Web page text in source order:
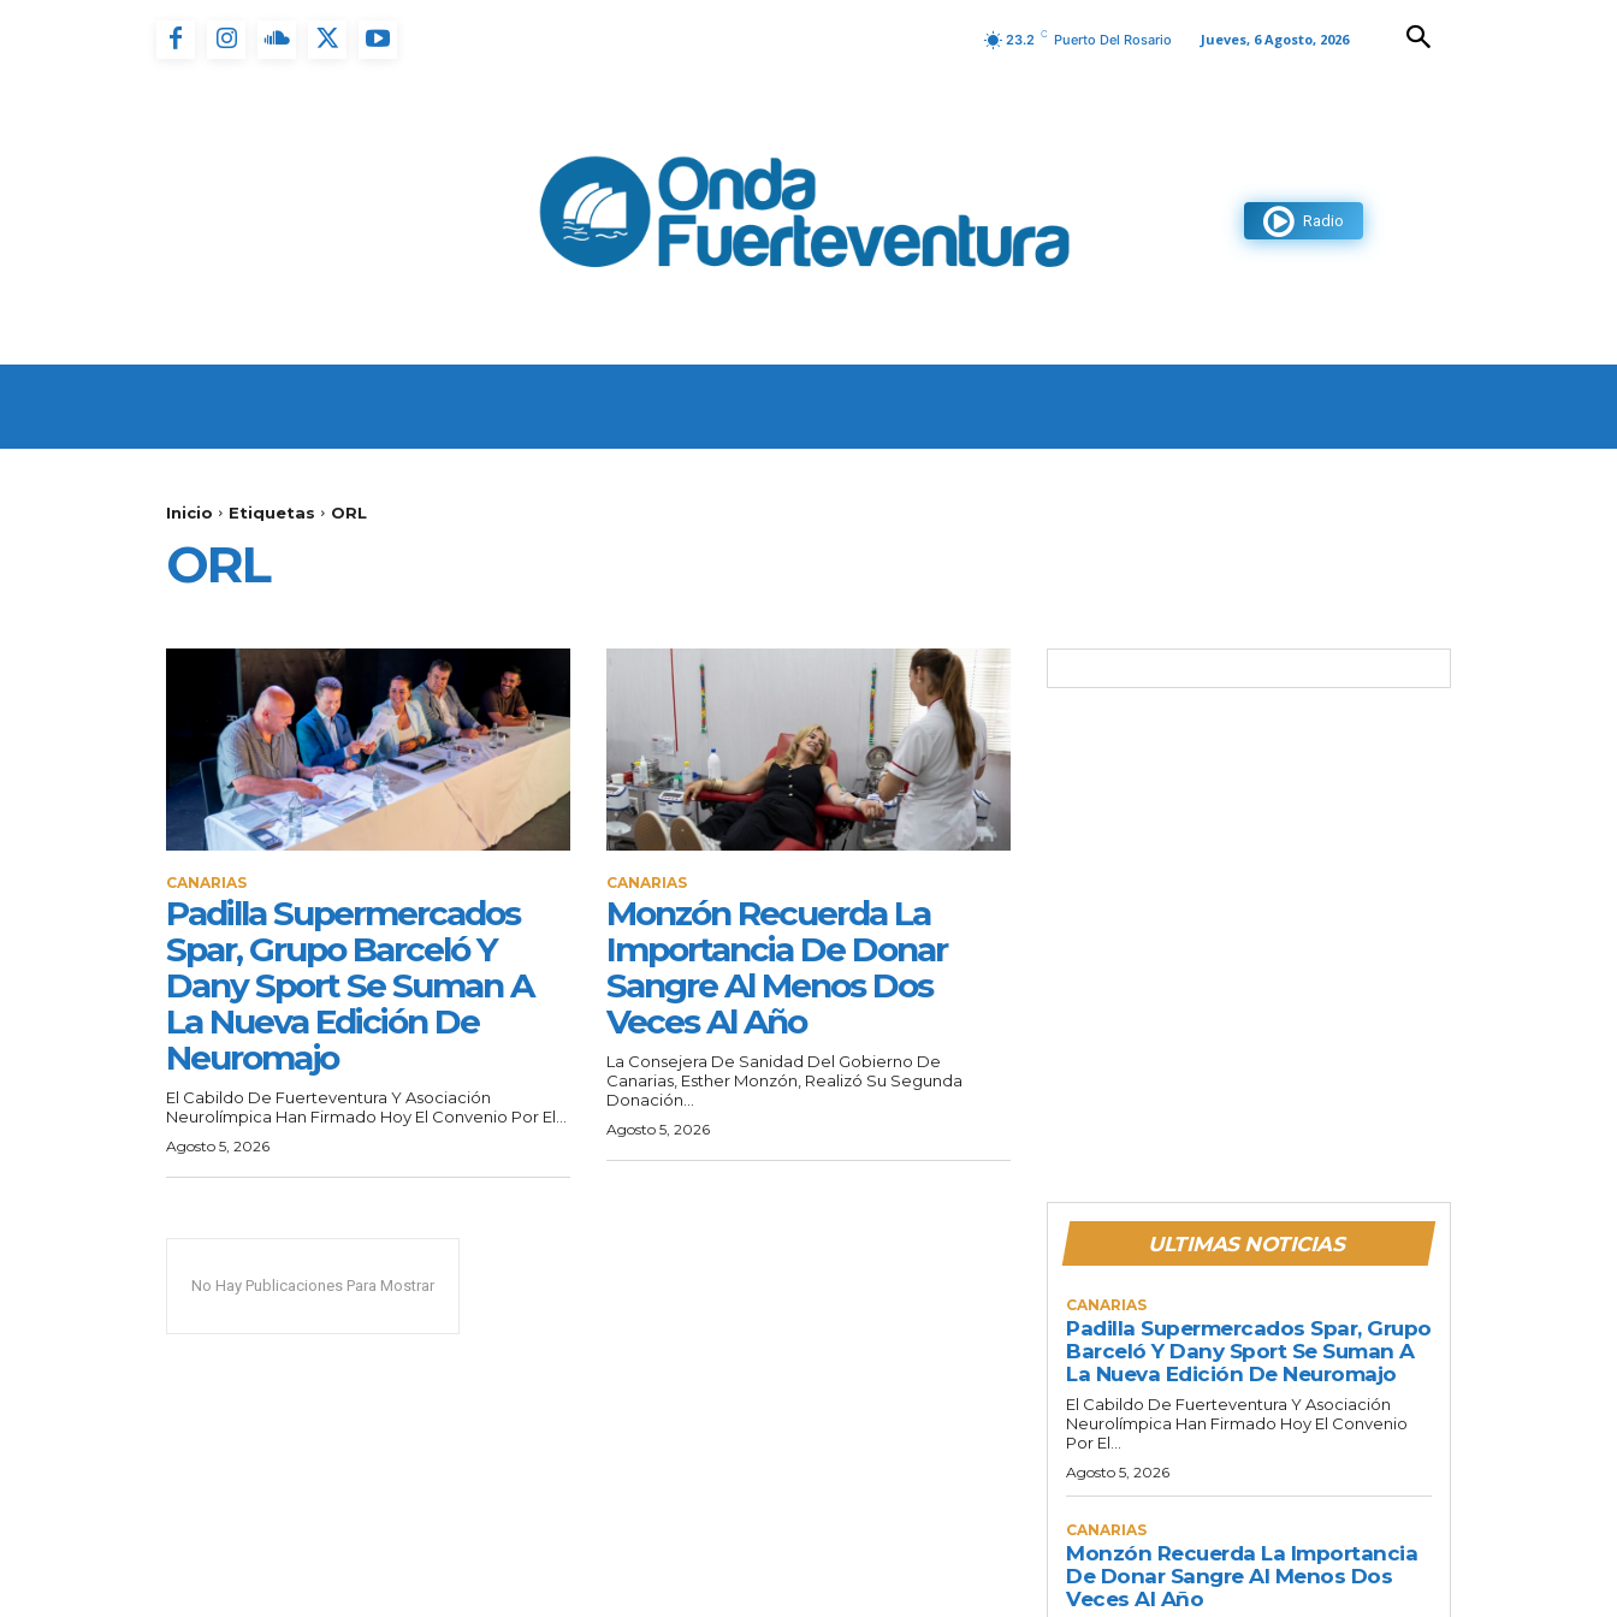
23.2 C Puerto Del Rosario Jueves, 6 Agosto, 2026
Radio
Inicio Etiquetas ORL
ORL
CANARIAS
Padilla Supermercados
Spar, Grupo Barceló Y
Dany Sport Se Suman A
La Nueva Edición De
Neuromajo
El Cabildo De Fuerteventura Y Asociación
Neurolímpica Han Firmado Hoy El Convenio Por El...
Agosto 5, 2026
CANARIAS
Monzón Recuerda La
Importancia De Donar
Sangre Al Menos Dos
Veces Al Año
La Consejera De Sanidad Del Gobierno De
Canarias, Esther Monzón, Realizó Su Segunda
Donación...
Agosto 5, 2026
No Hay Publicaciones Para Mostrar
ULTIMAS NOTICIAS
CANARIAS
Padilla Supermercados Spar, Grupo
Barceló Y Dany Sport Se Suman A
La Nueva Edición De Neuromajo
El Cabildo De Fuerteventura Y Asociación
Neurolímpica Han Firmado Hoy El Convenio
Por El...
Agosto 5, 2026
CANARIAS
Monzón Recuerda La Importancia
De Donar Sangre Al Menos Dos
Veces Al Año